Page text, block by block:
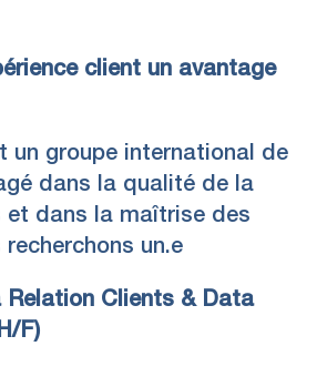
client un avantage
un groupe international de
dans la qualité de la
et dans la maîtrise des
un.e
Relation Clients & Data
F)